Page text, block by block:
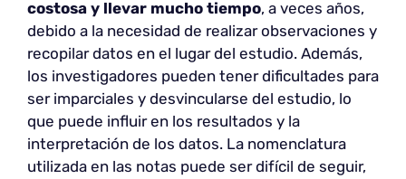
costosa y llevar mucho tiempo, a veces años,
debido a la necesidad de realizar observaciones y
recopilar datos en el lugar del estudio. Además,
los investigadores pueden tener dificultades para
ser imparciales y desvincularse del estudio, lo
que puede influir en los resultados y la
interpretación de los datos. La nomenclatura
utilizada en las notas puede ser difícil de seguir,